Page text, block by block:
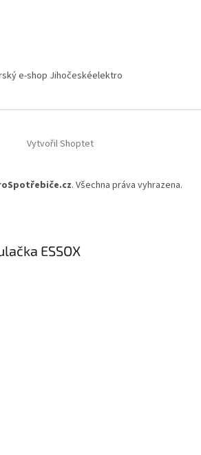
e-shop Jihočeskéelektro
Vytvořil Shoptet
. Všechna práva vyhrazena.
ESSOX